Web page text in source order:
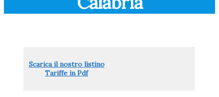
Scarica il nostro listino
Tariffe in Pdf